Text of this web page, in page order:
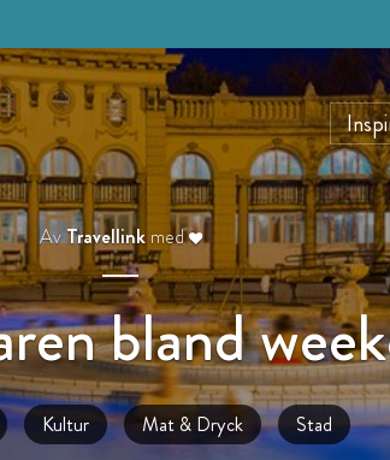
AvTravellinkmed
bland
Kultur Mat & Dryck Stad